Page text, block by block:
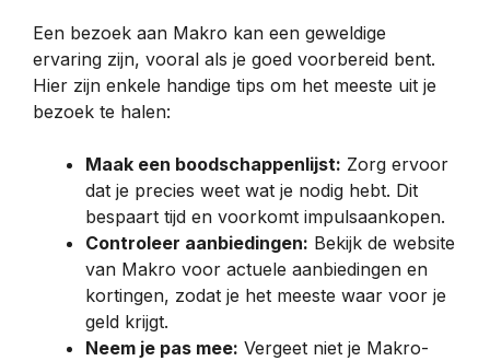
Een bezoek aan Makro kan een geweldige
ervaring zijn, vooral als je goed voorbereid bent.
Hier zijn enkele handige tips om het meeste uit je
bezoek te halen:
Maak een boodschappenlijst: Zorg ervoor
dat je precies weet wat je nodig hebt. Dit
bespaart tijd en voorkomt impulsaankopen.
Controleer aanbiedingen: Bekijk de website
van Makro voor actuele aanbiedingen en
kortingen, zodat je het meeste waar voor je
geld krijgt.
Neem je pas mee: Vergeet niet je Makro-